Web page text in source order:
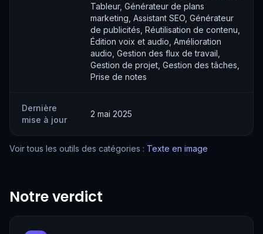
Tableur, Générateur de plans
marketing, Assistant SEO, Générateur
de publicités, Réutilisation de contenu,
Édition voix et audio, Amélioration
audio, Gestion des flux de travail,
Gestion de projet, Gestion des tâches,
Prise de notes
Dernière
mise à jour
2 mai 2025
Voir tous les outils des catégories : Texte en image
Notre verdict